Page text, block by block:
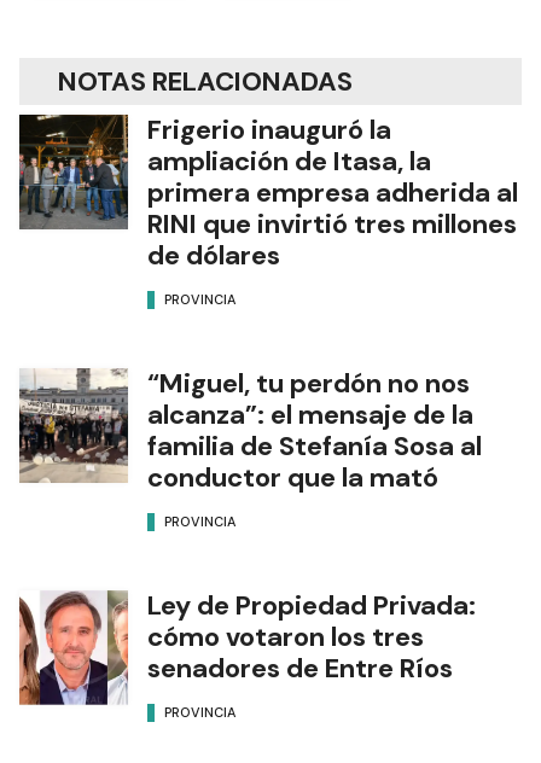
NOTAS RELACIONADAS
Frigerio inauguró la
ampliación de Itasa, la
primera empresa adherida al
RINI que invirtió tres millones
de dólares
PROVINCIA
“Miguel, tu perdón no nos
alcanza”: el mensaje de la
familia de Stefanía Sosa al
conductor que la mató
PROVINCIA
Ley de Propiedad Privada:
cómo votaron los tres
senadores de Entre Ríos
PROVINCIA